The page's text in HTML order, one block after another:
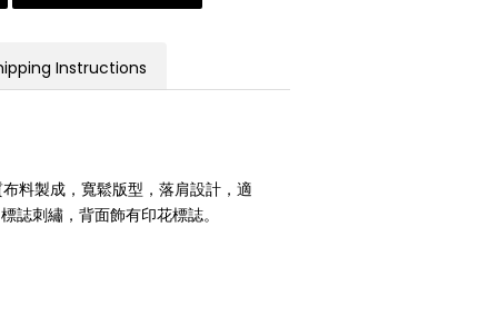
Instructions
料製成，寬鬆版型，落肩設計，適
誌刺繡，背面飾有印花標誌。